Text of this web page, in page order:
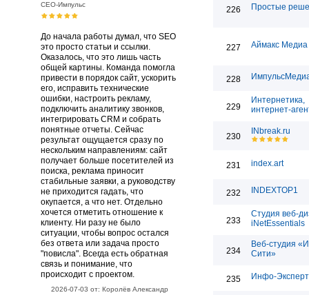
СЕО-Импульс
До начала работы думал, что SEO
это просто статьи и ссылки.
Оказалось, что это лишь часть
общей картины. Команда помогла
привести в порядок сайт, ускорить
его, исправить технические
ошибки, настроить рекламу,
подключить аналитику звонков,
интегрировать CRM и собрать
понятные отчеты. Сейчас
результат ощущается сразу по
нескольким направлениям: сайт
получает больше посетителей из
поиска, реклама приносит
стабильные заявки, а руководству
не приходится гадать, что
окупается, а что нет. Отдельно
хочется отметить отношение к
клиенту. Ни разу не было
ситуации, чтобы вопрос остался
без ответа или задача просто
"повисла". Всегда есть обратная
связь и понимание, что
происходит с проектом.
2026-07-03 от: Королёв Александр
226 Простые
227 Аймакс Медиа
228
229
Интернетика,
интернет-
230
INbreak.ru
231 index.art
232 INDEXTOP1
233
Студия веб-
iNetEssentials
234
Веб-студия
Сити»
235 Инфо-Эксперт